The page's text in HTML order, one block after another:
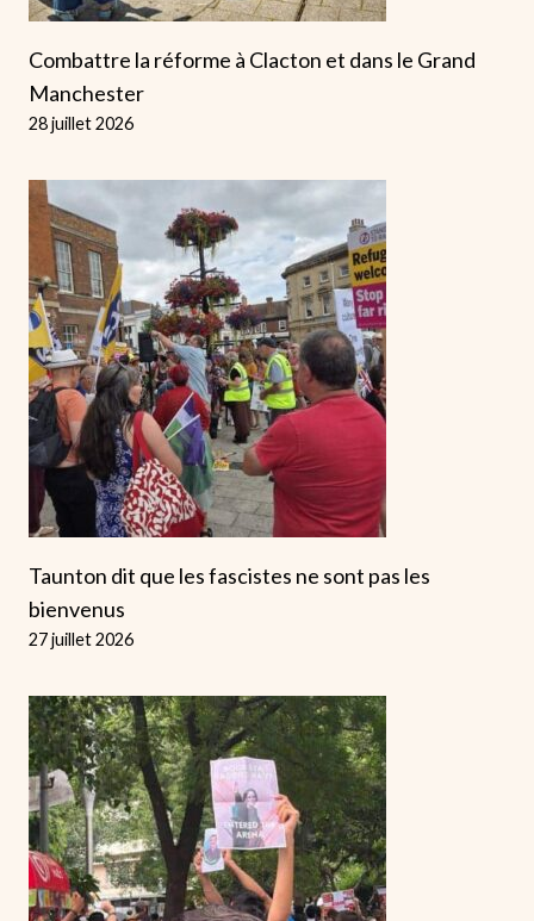
Combattre la réforme à Clacton et dans le Grand
Manchester
28 juillet 2026
Taunton dit que les fascistes ne sont pas les
bienvenus
27 juillet 2026